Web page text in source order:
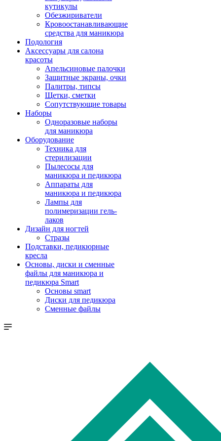
кутикулы
Обезжириватели
Кровоостанавливающие
средства для маникюра
Подология
Аксессуары для салона
красоты
Апельсиновые палочки
Защитные экраны, очки
Палитры, типсы
Щетки, сметки
Сопутствующие товары
Наборы
Одноразовые наборы
для маникюра
Оборудование
Техника для
стерилизации
Пылесосы для
маникюра и педикюра
Аппараты для
маникюра и педикюра
Лампы для
полимеризации гель-
лаков
Дизайн для ногтей
Стразы
Подставки, педикюрные
кресла
Основы, диски и сменные
файлы для маникюра и
педикюра Smart
Основы smart
Диски для педикюра
Сменные файлы